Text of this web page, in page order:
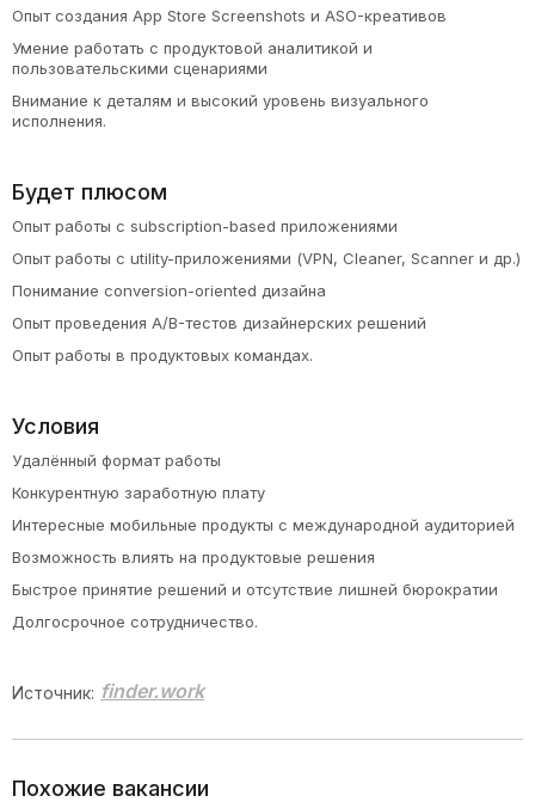
Опыт создания App Store Screenshots и ASO-креативов
Умение работать с продуктовой аналитикой и
пользовательскими сценариями
Внимание к деталям и высокий уровень визуального
исполнения.
Будет плюсом
Опыт работы с subscription-based приложениями
Опыт работы с utility-приложениями (VPN, Cleaner, Scanner и др.)
Понимание conversion-oriented дизайна
Опыт проведения A/B-тестов дизайнерских решений
Опыт работы в продуктовых командах.
Условия
Удалённый формат работы
Конкурентную заработную плату
Интересные мобильные продукты с международной аудиторией
Возможность влиять на продуктовые решения
Быстрое принятие решений и отсутствие лишней бюрократии
Долгосрочное сотрудничество.
Источник: finder.work
Похожие вакансии